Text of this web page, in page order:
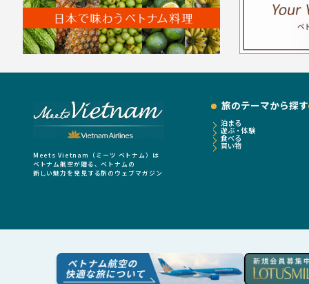
Meets Vietnam（ミーツ ベトナム）は
ベトナム航空が贈る、ベトナムの
新しい魅力を発見する旅のウェブマガジン
旅のテーマから探す
泊まる
遊ぶ・体験
食べる
買い物